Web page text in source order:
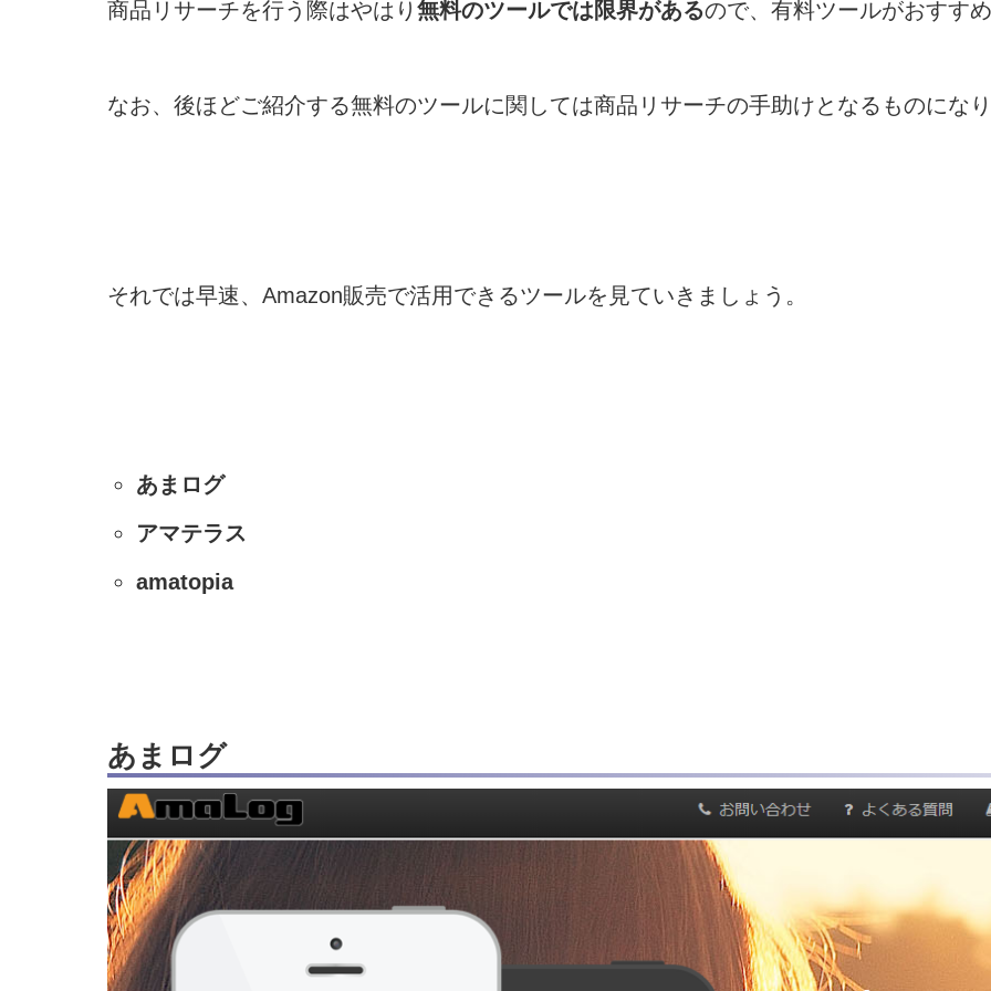
商品リサーチを行う際はやはり 無料のツールでは限界があるので、有料ツールがおすすめ
なお、後ほどご紹介する無料のツールに関しては商品リサーチの手助けとなるものになり
それでは早速、Amazon販売で活用できるツールを見ていきましょう。
あまログ
アマテラス
amatopia
あまログ